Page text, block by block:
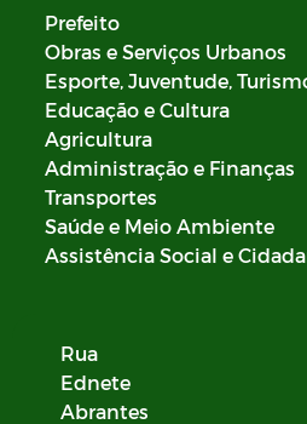
Prefeito
Obras e Serviços Urbanos
Esporte, Juventude,
Educação e Cultura
Agricultura
Administração e Finanças
Transportes
Saúde e Meio Ambiente
Assistência Social e
Rua
Ednete
Abrantes